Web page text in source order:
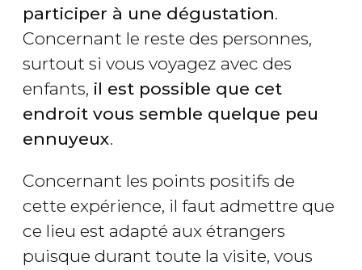
participer à une dégustation.
Concernant le reste des personnes,
surtout si vous voyagez avec des
enfants, il est possible que cet
endroit vous semble quelque peu
ennuyeux.
Concernant les points positifs de
cette expérience, il faut admettre que
ce lieu est adapté aux étrangers
puisque durant toute la visite, vous